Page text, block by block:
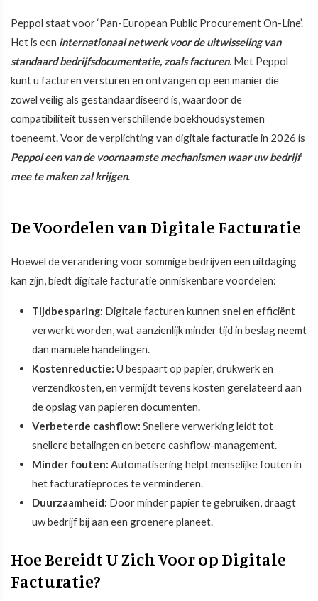
Peppol staat voor ‘Pan-European Public Procurement On-Line’.
Het is een internationaal netwerk voor de uitwisseling van
standaard bedrijfsdocumentatie, zoals facturen. Met Peppol
kunt u facturen versturen en ontvangen op een manier die
zowel veilig als gestandaardiseerd is, waardoor de
compatibiliteit tussen verschillende boekhoudsystemen
toeneemt. Voor de verplichting van digitale facturatie in 2026 is
Peppol een van de voornaamste mechanismen waar uw bedrijf
mee te maken zal krijgen.
De Voordelen van Digitale Facturatie
Hoewel de verandering voor sommige bedrijven een uitdaging
kan zijn, biedt digitale facturatie onmiskenbare voordelen:
Tijdbesparing: Digitale facturen kunnen snel en efficiënt
verwerkt worden, wat aanzienlijk minder tijd in beslag neemt
dan manuele handelingen.
Kostenreductie: U bespaart op papier, drukwerk en
verzendkosten, en vermijdt tevens kosten gerelateerd aan
de opslag van papieren documenten.
Verbeterde cashflow: Snellere verwerking leidt tot
snellere betalingen en betere cashflow-management.
Minder fouten: Automatisering helpt menselijke fouten in
het facturatieproces te verminderen.
Duurzaamheid: Door minder papier te gebruiken, draagt
uw bedrijf bij aan een groenere planeet.
Hoe Bereidt U Zich Voor op Digitale
Facturatie?